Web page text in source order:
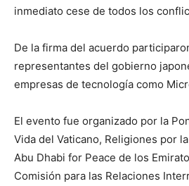
inmediato cese de todos los
De la firma del acuerdo
representantes del gobierno
empresas de tecnología como
El evento fue organizado por la
Vida del Vaticano, Religiones por
Abu Dhabi for Peace de los
Comisión para las Relaciones